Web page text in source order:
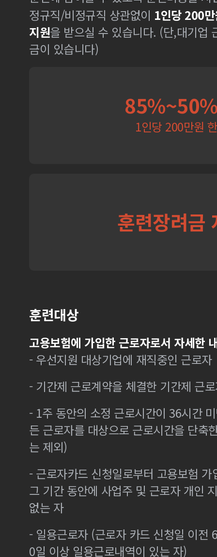
정규직/비정규직 상관없이 1인당 200
지원을 받으실 수 있습니다. (단,대기업
금이 있습니다)
1인당 200만원
훈련장려금
훈련대상
고용보험에 가입한 근로자로서 자세한
- 우선지원 대상기업에 재직중인 근로자
- 기간제 근로계약을 체결한 기간제 근
- 1주 동안의 소정 근로시간이 36시간
든 근로자를 대상으로 근로시간을 단축
는 제외)
- 근로자카드 신청일로부터 고용보험
그 기간 동안에 사업주 및 근로자 개인
없는 자
- 일용근로자 (근로자 카드 신청일 이전
0일 이상 일용근로내역이 있는 자)